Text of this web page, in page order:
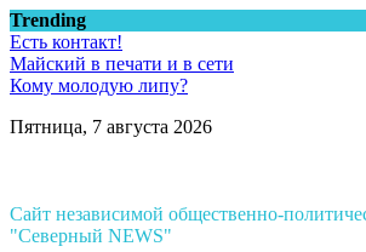
Перейти
к
содержимому
Trending
Есть контакт!
Майский в печати и в сети
Кому молодую липу?
Пятница, 7 августа 2026
Сайт независимой общественно-
"Северный NEWS"